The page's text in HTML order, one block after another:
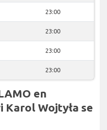
23:00
23:00
23:00
23:00
en
Wojtyła se